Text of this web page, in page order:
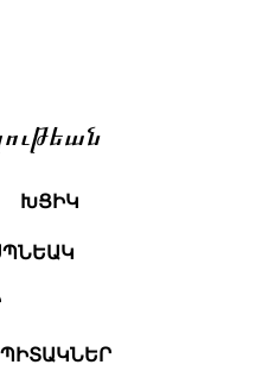
ԽՑԻԿ
ՊԻՏԱԿՆԵՐ